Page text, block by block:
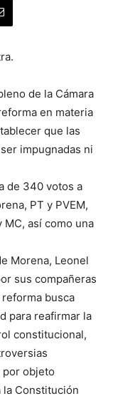
de la Cámara
en materia
que las
impugnadas ni
de 340 votos a
PT y PVEM,
MC, así como una
Morena, Leonel
sus compañeras
busca
para reafirmar la
constitucional,
por objeto
Constitución